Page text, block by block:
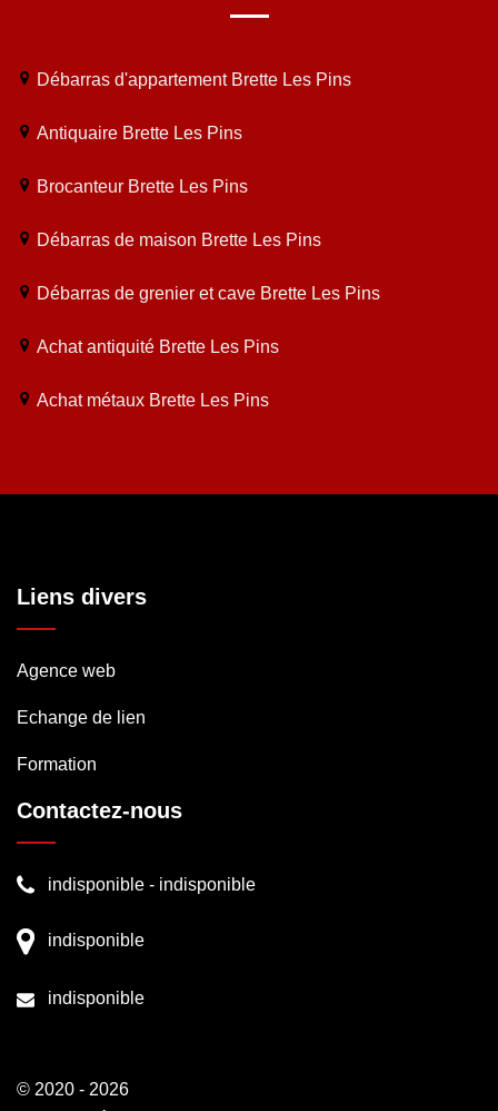
Débarras d'appartement Brette Les Pins
Antiquaire Brette Les Pins
Brocanteur Brette Les Pins
Débarras de maison Brette Les Pins
Débarras de grenier et cave Brette Les Pins
Achat antiquité Brette Les Pins
Achat métaux Brette Les Pins
Liens divers
Agence web
Echange de lien
Formation
Contactez-nous
indisponible - indisponible
indisponible
indisponible
© 2020 - 2026